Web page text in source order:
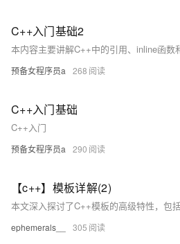
C++入门基础2
预备女程序员a 268
C++入门基础
C++入门
预备女程序员a 290
【c++】模板详解(2)
ephemerals__ 305